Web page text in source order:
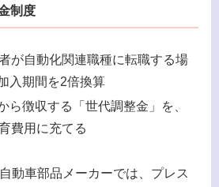
制度
が自動化関連職種に転職する場
入期間を2倍換算
ら徴収する「世代調整金」を、
費用に充てる
動車部品メーカーでは、プレス